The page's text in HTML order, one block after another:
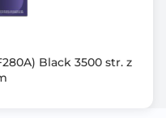
Black 3500 str. z